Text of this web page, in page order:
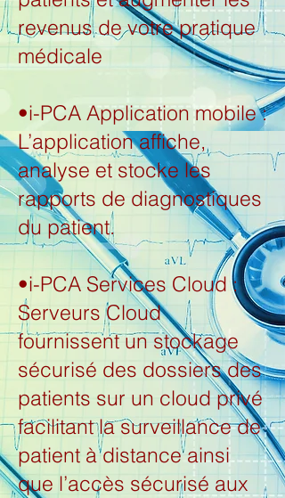
revenus de votre pratique
médicale
•i-PCA Application mobile :
L’application affiche,
analyse et stocke les
rapports de diagnostiques
du patient.
•i-PCA Services Cloud :
Serveurs Cloud
fournissent un stockage
sécurisé des dossiers des
patients sur un cloud privé
facilitant la surveillance de
patient à distance ainsi
que l’accès sécurisé aux